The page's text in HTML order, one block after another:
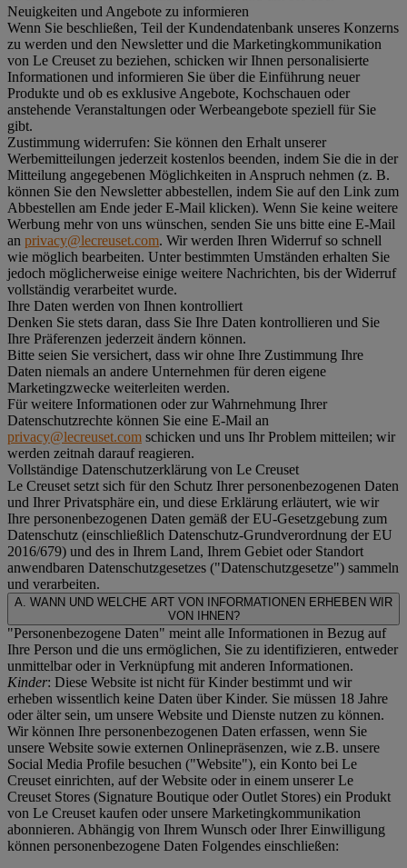
Neuigkeiten und Angebote zu informieren
Wenn Sie beschließen, Teil der Kundendatenbank unseres Konzerns
zu werden und den Newsletter und die Marketingkommunikation
von Le Creuset zu beziehen, schicken wir Ihnen personalisierte
Informationen und informieren Sie über die Einführung neuer
Produkte und ob es exklusive Angebote, Kochschauen oder
anstehende Veranstaltungen oder Werbeangebote speziell für Sie
gibt.
Zustimmung widerrufen: Sie können den Erhalt unserer
Werbemitteilungen jederzeit kostenlos beenden, indem Sie die in der
Mitteilung angegebenen Möglichkeiten in Anspruch nehmen (z. B.
können Sie den Newsletter abbestellen, indem Sie auf den Link zum
Abbestellen am Ende jeder E-Mail klicken). Wenn Sie keine weitere
Werbung mehr von uns wünschen, senden Sie uns bitte eine E-Mail
an privacy@lecreuset.com. Wir werden Ihren Widerruf so schnell
wie möglich bearbeiten. Unter bestimmten Umständen erhalten Sie
jedoch möglicherweise einige weitere Nachrichten, bis der Widerruf
vollständig verarbeitet wurde.
Ihre Daten werden von Ihnen kontrolliert
Denken Sie stets daran, dass Sie Ihre Daten kontrollieren und Sie
Ihre Präferenzen jederzeit ändern können.
Bitte seien Sie versichert, dass wir ohne Ihre Zustimmung Ihre
Daten niemals an andere Unternehmen für deren eigene
Marketingzwecke weiterleiten werden.
Für weitere Informationen oder zur Wahrnehmung Ihrer
Datenschutzrechte können Sie eine E-Mail an
privacy@lecreuset.com schicken und uns Ihr Problem mitteilen; wir
werden zeitnah darauf reagieren.
Vollständige Datenschutzerklärung von Le Creuset
Le Creuset setzt sich für den Schutz Ihrer personenbezogenen Daten
und Ihrer Privatsphäre ein, und diese Erklärung erläutert, wie wir
Ihre personenbezogenen Daten gemäß der EU-Gesetzgebung zum
Datenschutz (einschließlich Datenschutz-Grundverordnung der EU
2016/679) und des in Ihrem Land, Ihrem Gebiet oder Standort
anwendbaren Datenschutzgesetzes ("Datenschutzgesetze") sammeln
und verarbeiten.
A. WANN UND WELCHE ART VON INFORMATIONEN ERHEBEN WIR
VON IHNEN?
"Personenbezogene Daten" meint alle Informationen in Bezug auf
Ihre Person und die uns ermöglichen, Sie zu identifizieren, entweder
unmittelbar oder in Verknüpfung mit anderen Informationen.
Kinder: Diese Website ist nicht für Kinder bestimmt und wir
erheben wissentlich keine Daten über Kinder. Sie müssen 18 Jahre
oder älter sein, um unsere Website und Dienste nutzen zu können.
Wir können Ihre personenbezogenen Daten erfassen, wenn Sie
unsere Website sowie externen Onlinepräsenzen, wie z.B. unsere
Social Media Profile besuchen ("Website"), ein Konto bei Le
Creuset einrichten, auf der Website oder in einem unserer Le
Creuset Stores (Signature Boutique oder Outlet Stores) ein Produkt
von Le Creuset kaufen oder unsere Marketingkommunikation
abonnieren. Abhängig von Ihrem Wunsch oder Ihrer Einwilligung
können personenbezogene Daten Folgendes einschließen: